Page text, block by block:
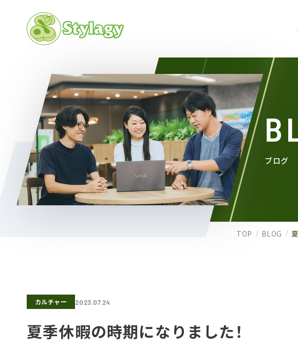
システムソリュー
会社概要 ご挨拶
カルチャー スキル
ブログ
TOP BLOG
カルチャー 2023.07.24
夏季休暇の時期になりました！